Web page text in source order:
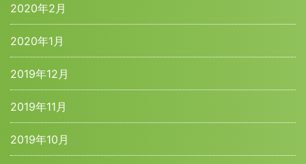
2020年2月
2020年1月
2019年12月
2019年11月
2019年10月